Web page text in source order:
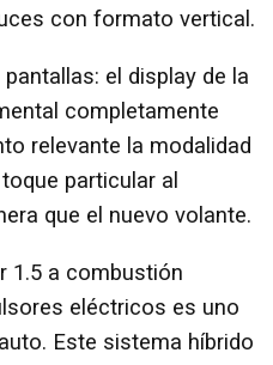
con formato vertical.
el display de la
completamente
relevante la modalidad
particular al
que el nuevo volante.
1.5 a combustión
eléctricos es uno
Este sistema híbrido